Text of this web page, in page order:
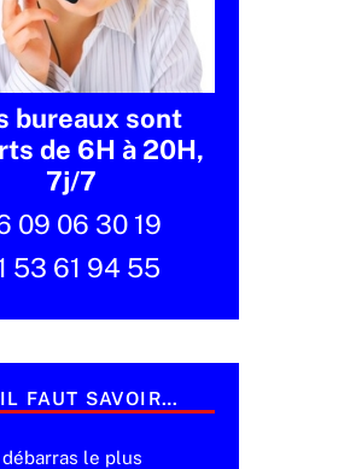
bureaux sont
de 6H à 20H,
7j/7
09 06 30 19
53 61 94 55
FAUT SAVOIR…
le plus